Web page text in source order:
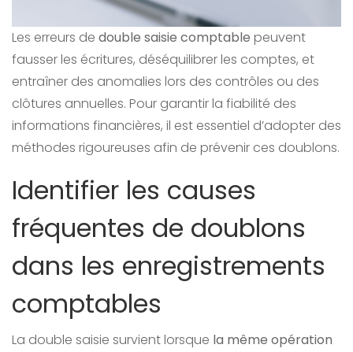
Les erreurs de double saisie comptable peuvent
fausser les écritures, déséquilibrer les comptes, et
entraîner des anomalies lors des contrôles ou des
clôtures annuelles. Pour garantir la fiabilité des
informations financières, il est essentiel d’adopter des
méthodes rigoureuses afin de prévenir ces doublons.
Identifier les causes
fréquentes de doublons
dans les enregistrements
comptables
La double saisie survient lorsque la même opération